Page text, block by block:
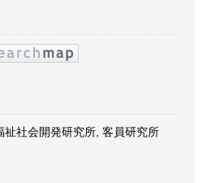
社会開発研究所, 客員研究所